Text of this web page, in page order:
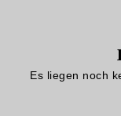
Es liegen noch